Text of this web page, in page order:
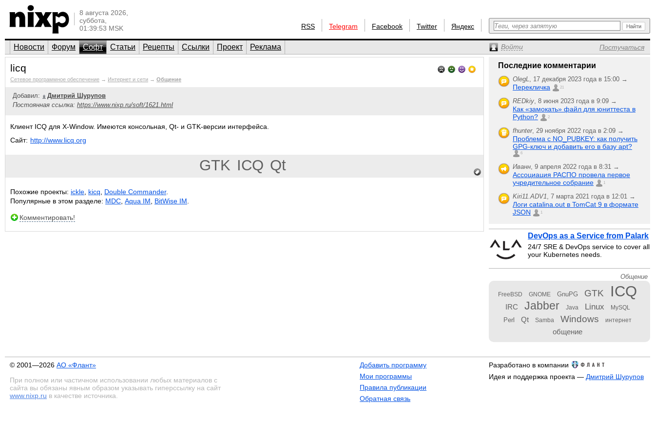
8 августа 2026,
суббота,
01:39:53 MSK
RSS Telegram Facebook Twitter Яндекс
Новости Форум Софт Статьи Рецепты Ссылки Проект Реклама Войти Постучаться
licq
Сетевое программное обеспечение → Интернет и сети → Общение
Добавил:
Дмитрий Шурупов
Постоянная ссылка: https://www.nixp.ru/soft/1621.html
Клиент ICQ для X-Window. Имеются консольная, Qt- и GTK-версии интерфейса.
Сайт: http://www.licq.org
GTK ICQ Qt
Похожие проекты: ickle kicq Double Commander.
Популярные в этом разделе: MDC Aqua IM BitWise IM
Комментировать!
Последние комментарии
OlegL, 17 декабря 2023 года в 15:00 →
Перекличка 21
REDkiy, 8 июня 2023 года в 9:09 →
Как «замокать» файл для юниттеста в
Python?
2
fhunter, 29 ноября 2022 года в 2:09 →
Проблема с NO_PUBKEY: как получить
GPG-ключ и добавить его в базу apt?
6
Иванн, 9 апреля 2022 года в 8:31 →
Ассоциация РАСПО провела первое
учредительное собрание
1
Kiri11.ADV1, 7 марта 2021 года в 12:01 →
Логи catalina.out в TomCat 9 в формате
JSON
1
DevOps as a Service from Palark
24/7 SRE & DevOps service to cover all
your Kubernetes needs.
Общение
FreeBSD GNOME GnuPG GTK ICQ
IRC Jabber Java Linux MySQL
Perl Qt Samba Windows интернет
общение
© 2001—2026 АО «Флант»
При полном или частичном использовании любых материалов с
сайта вы обязаны явным образом указывать гиперссылку на сайт
www.nixp.ru в качестве источника.
Добавить программу
Мои программы
Правила публикации
Обратная связь
Разработано в компании
Идея и поддержка проекта — Дмитрий Шурупов